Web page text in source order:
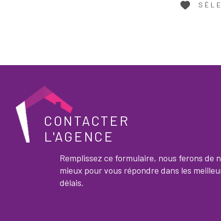
CONTACTER
L'AGENCE
Remplissez ce formulaire, nous ferons de
mieux pour vous répondre dans les
délais.